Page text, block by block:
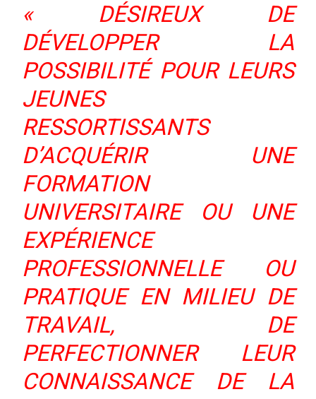
« DÉSIREUX DE
DÉVELOPPER LA
POSSIBILITÉ POUR LEURS
JEUNES
RESSORTISSANTS
D’ACQUÉRIR UNE
FORMATION
UNIVERSITAIRE OU UNE
EXPÉRIENCE
PROFESSIONNELLE OU
PRATIQUE EN MILIEU DE
TRAVAIL, DE
PERFECTIONNER LEUR
CONNAISSANCE DE LA